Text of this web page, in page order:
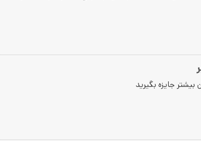
جایزه بگیرید